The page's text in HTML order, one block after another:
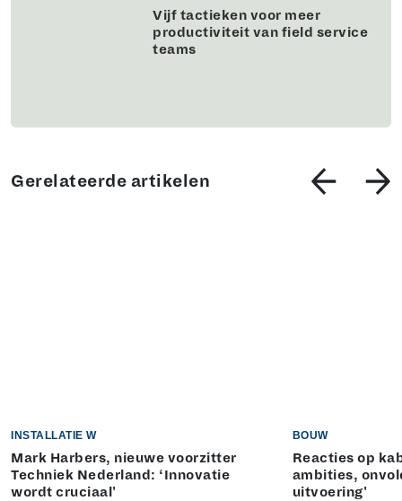
Vijf tactieken voor meer
productiviteit van field service
teams
Gerelateerde artikelen
INSTALLATIE W
Mark Harbers, nieuwe voorzitter
Techniek Nederland: ‘Innovatie
wordt cruciaal'
BOUW
Reacties op
ambities,
uitvoering'